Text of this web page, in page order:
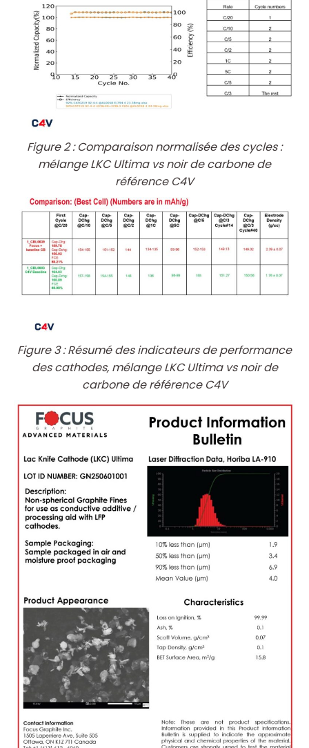
Figure 2 : Comparaison normalisée des cycles :
mélange LKC Ultima vs noir de carbone de
référence C4V
Figure 3 : Résumé des indicateurs de performance
des cathodes, mélange LKC Ultima vs noir de
carbone de référence C4V